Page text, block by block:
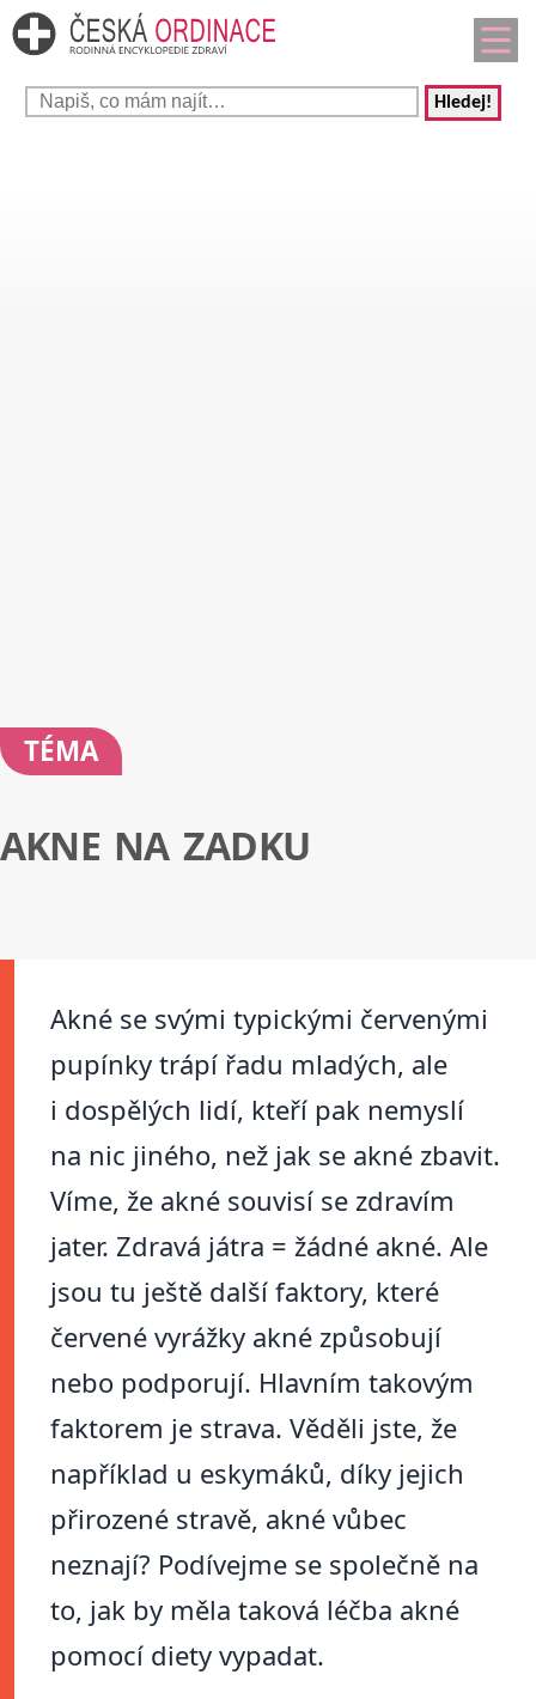
Hledej!
TÉMA
AKNE NA ZADKU
Akné se svými typickými červenými
pupínky trápí řadu mladých, ale
i dospělých lidí, kteří pak nemyslí
na nic jiného, než jak se akné zbavit.
Víme, že akné souvisí se zdravím
jater. Zdravá játra = žádné akné. Ale
jsou tu ještě další faktory, které
červené vyrážky akné způsobují
nebo podporují. Hlavním takovým
faktorem je strava. Věděli jste, že
například u eskymáků, díky jejich
přirozené stravě, akné vůbec
neznají? Podívejme se společně na
to, jak by měla taková léčba akné
pomocí diety vypadat.